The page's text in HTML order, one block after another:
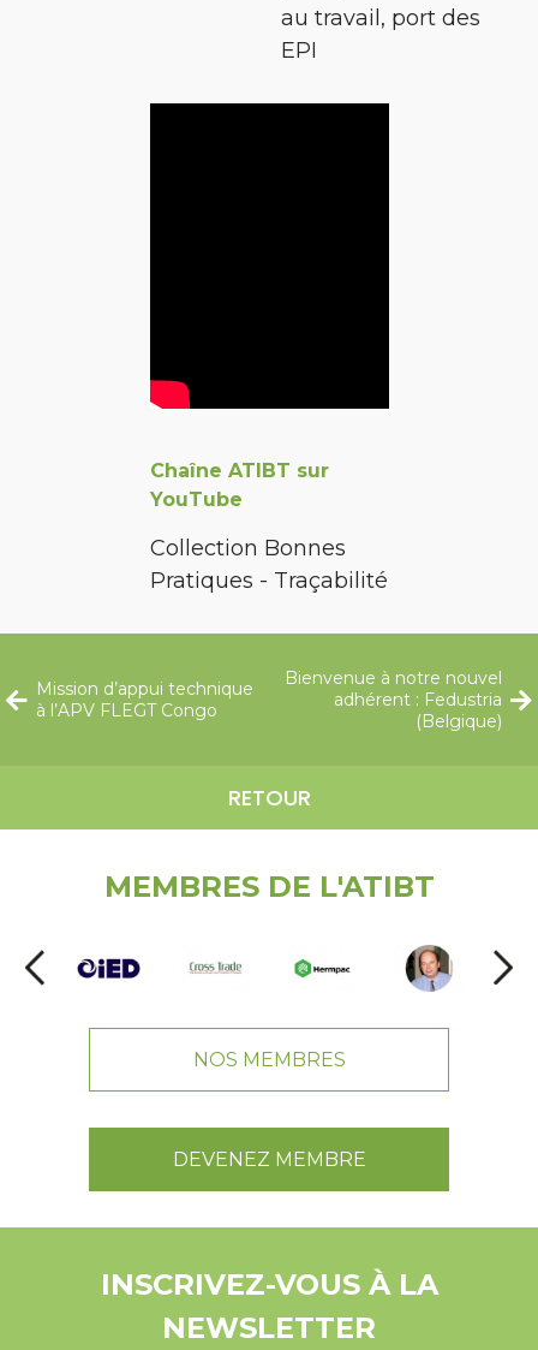
au travail, port des
EPI
Chaîne ATIBT sur
YouTube
Collection Bonnes
Pratiques - Traçabilité
Mission d’appui technique
à l’APV FLEGT Congo
RETOUR
Bienvenue à notre nouvel
adhérent : Fedustria
(Belgique)
MEMBRES DE L'ATIBT
NOS MEMBRES
DEVENEZ MEMBRE
INSCRIVEZ-VOUS À LA
NEWSLETTER